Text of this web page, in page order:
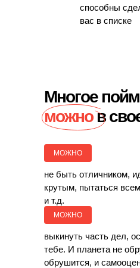
способны
вас в списке
Многое
можнов
выкинуть часть дел,
тебе. И планета не
обрушится, и
не быть отличником,
крутым, пытаться
и т.д.
МОЖНО
МОЖНО